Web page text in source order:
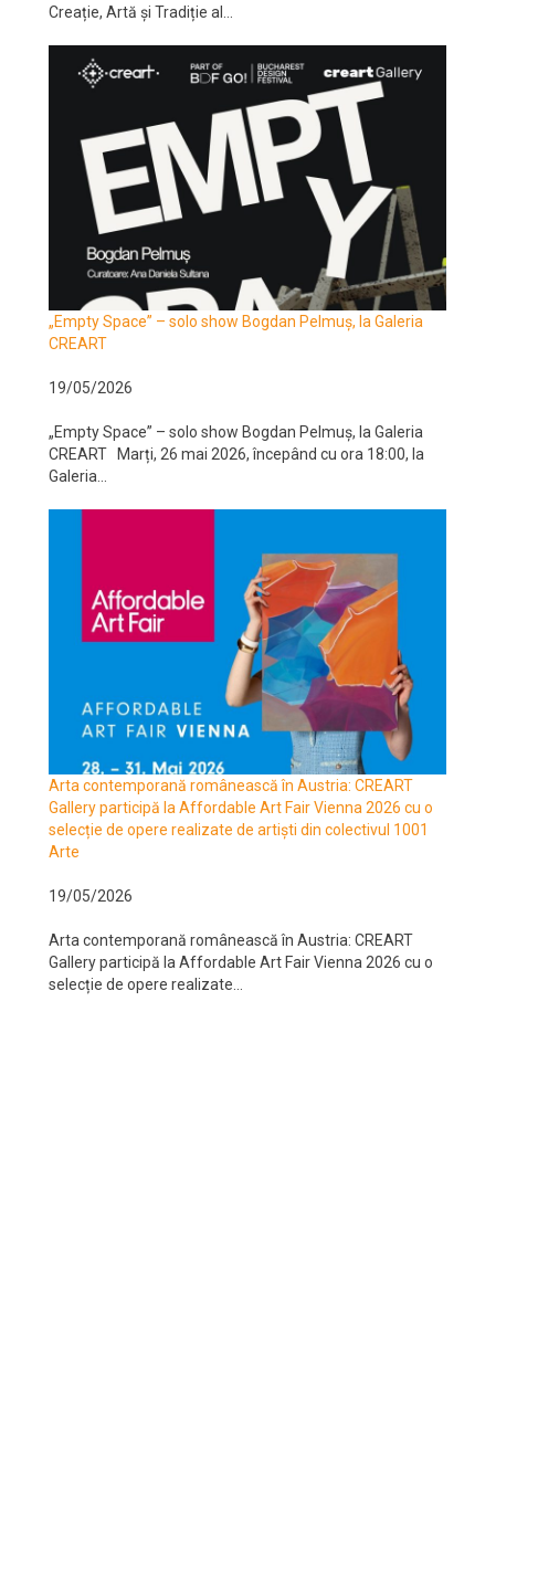
Creație, Artă și Tradiție al...
„Empty Space” – solo show Bogdan Pelmuș, la Galeria
CREART
19/05/2026
„Empty Space” – solo show Bogdan Pelmuș, la Galeria
CREART Marți, 26 mai 2026, începând cu ora 18:00, la
Galeria...
Arta contemporană românească în Austria: CREART
Gallery participă la Affordable Art Fair Vienna 2026 cu o
selecție de opere realizate de artiști din colectivul 1001
Arte
19/05/2026
Arta contemporană românească în Austria: CREART
Gallery participă la Affordable Art Fair Vienna 2026 cu o
selecție de opere realizate...